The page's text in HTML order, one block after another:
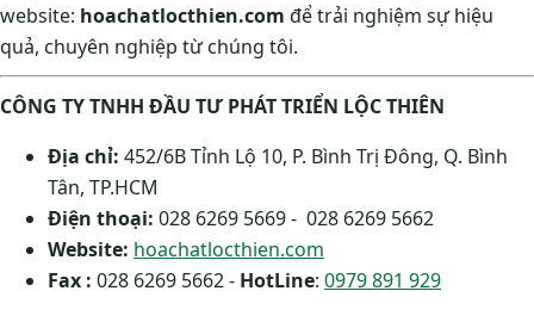
website: hoachatlocthien.com để trải nghiệm sự hiệu
quả, chuyên nghiệp từ chúng tôi.
CÔNG TY TNHH ĐẦU TƯ PHÁT TRIỂN LỘC THIÊN
Địa chỉ: 452/6B Tỉnh Lộ 10, P. Bình Trị Đông, Q. Bình
Tân, TP.HCM
Điện thoại: 028 6269 5669 - 028 6269 5662
Website: hoachatlocthien.com
Fax : 028 6269 5662 - HotLine: 0979 891 929